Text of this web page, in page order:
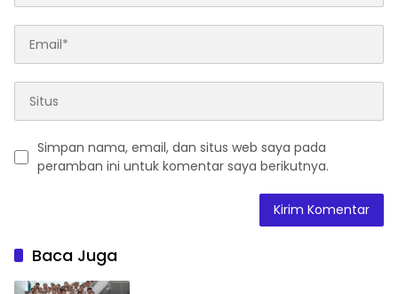
Simpan nama, email, dan situs web saya pada
peramban ini untuk komentar saya berikutnya.
Baca Juga